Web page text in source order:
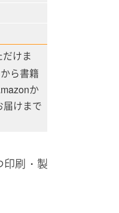
けま
ら書籍
か
届けまで
印刷・製